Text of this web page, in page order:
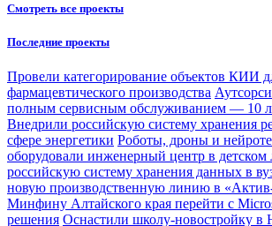
Смотреть все проекты
Последние проекты
Провели категорирование объектов КИИ
фармацевтического производства
полным сервисным обслуживанием — 10
Внедрили российскую систему хранения
сфере энергетики Роботы, дроны и
оборудовали инженерный центр в детском
российскую систему хранения данных в
новую производственную линию в
Минфину Алтайского края перейти с
решения Оснастили школу-новостройку в